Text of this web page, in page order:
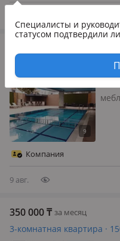
Специалисты и
статусом подтвердили
2-комнатная квартира · 55
Компания
9 авг.
350 000₸ за месяц
3-комнатная квартира ·